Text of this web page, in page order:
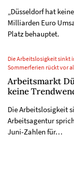
„Düsseldorf hat
Milliarden Euro
Platz behauptet.
Die Arbeitslosigkeit sinkt
Sommerferien rückt vor
Arbeitsmarkt
keine
Die Arbeitslosigkeit
Arbeitsagentur
Juni-Zahlen für…